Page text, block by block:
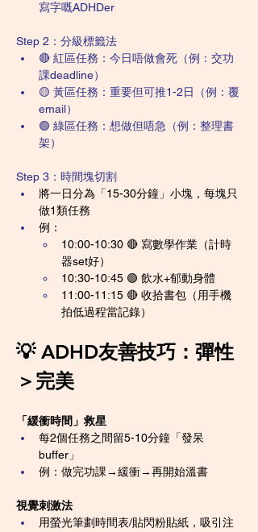
寫字嘅ADHDer
Step 2：分級標籤法
🔴 紅區任務：今日唔做會死（例：交功
課deadline）
🟡 黃區任務：重要但可推1-2日（例：覆
email）
🟢 綠區任務：想做但唔急（例：整理書
架）
Step 3：時間塊切割
將一日分為「15-30分鐘」小塊，每塊只
做1類任務
例：
10:00-10:30 🔴 寫數學作業（計時
器set好）
10:30-10:45 🟢 飲水+郁動身體
11:00-11:15 🔴 收拾書包（用手機
拍低過程當記錄）
💡 ADHD友善技巧：彈性
＞完美
「緩衝時間」救星
每2個任務之間留5-10分鐘「發呆
buffer」
例：做完功課→緩衝→再開始溫書
視覺刺激法
用螢光筆劃時間表/貼閃粉貼紙，吸引注